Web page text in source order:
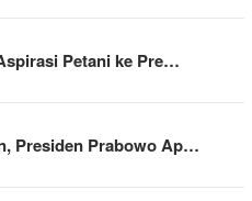
Petani ke Pre…
Presiden Prabowo Ap…